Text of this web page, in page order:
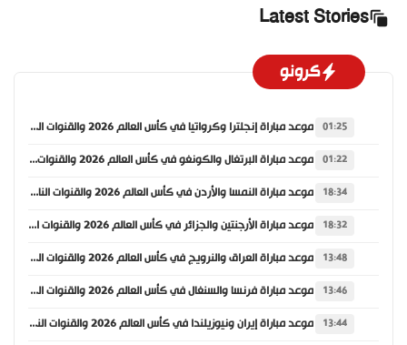
Latest Stories
كرونو
01:25 موعد مباراة إنجلترا وكرواتيا في كأس العالم 2026 والقنوات الناقلة
01:22 موعد مباراة البرتغال والكونغو في كأس العالم 2026 والقنوات الناقلة
18:34 موعد مباراة النمسا والأردن في كأس العالم 2026 والقنوات الناقلة
18:32 موعد مباراة الأرجنتين والجزائر في كأس العالم 2026 والقنوات الناقلة
13:48 موعد مباراة العراق والنرويج في كأس العالم 2026 والقنوات الناقلة
13:46 موعد مباراة فرنسا والسنغال في كأس العالم 2026 والقنوات الناقلة
13:44 موعد مباراة إيران ونيوزيلندا في كأس العالم 2026 والقنوات الناقلة